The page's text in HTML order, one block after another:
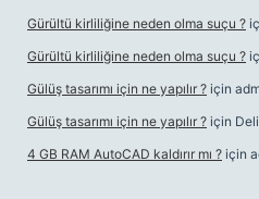
Gürültü kirliliğine neden olma suçu ?
Gürültü kirliliğine neden olma suçu ?
Gülüş tasarımı için ne yapılır ? için
Gülüş tasarımı için ne yapılır ? için
4 GB RAM AutoCAD kaldırır mı ? için